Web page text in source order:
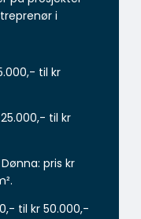
i
til kr
til kr
pris kr
til kr 50.000,-